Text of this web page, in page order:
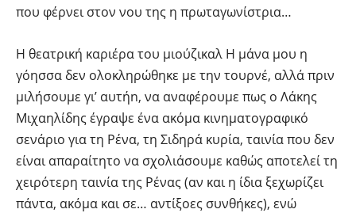
που φέρνει στον νου της η πρωταγωνίστρια…
Η θεατρική καριέρα του μιούζικαλ Η μάνα μου η
γόησσα δεν ολοκληρώθηκε με την τουρνέ, αλλά πριν
μιλήσουμε γι’ αυτήn, να αναφέρουμε πως ο Λάκης
Μιχαηλίδης έγραψε ένα ακόμα κινηματογραφικό
σενάριο για τη Ρένα, τη Σιδηρά κυρία, ταινία που δεν
είναι απαραίτητο να σχολιάσουμε καθώς αποτελεί τη
χειρότερη ταινία της Ρένας (αν και η ίδια ξεχωρίζει
πάντα, ακόμα και σε… αντίξοες συνθήκες), ενώ